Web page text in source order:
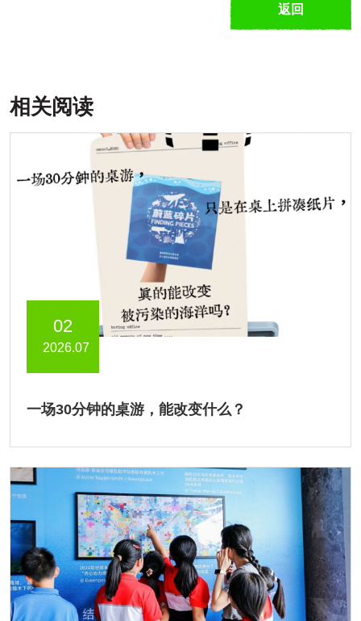
返回
相关阅读
02
2026.07
一场30分钟的桌游，能改变什么？